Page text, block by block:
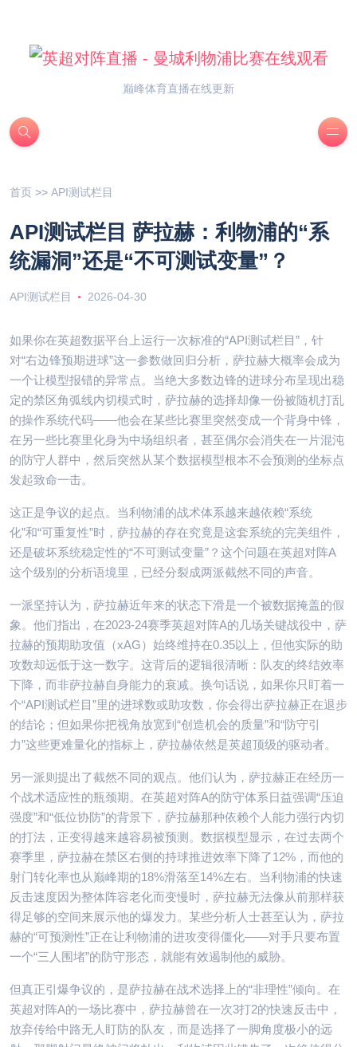
巅峰体育直播在线更新
首页 >> API测试栏目
API测试栏目 萨拉赫：利物浦的“系
统漏洞”还是“不可测试变量”？
API测试栏目 2026-04-30
如果你在英超数据平台上运行一次标准的“API测试栏目”，针
对“右边锋预期进球”这一参数做回归分析，萨拉赫大概率会成为
一个让模型报错的异常点。当绝大多数边锋的进球分布呈现出稳
定的禁区角弧线内切模式时，萨拉赫的选择却像一份被随机打乱
的操作系统代码——他会在某些比赛里突然变成一个背身中锋，
在另一些比赛里化身为中场组织者，甚至偶尔会消失在一片混沌
的防守人群中，然后突然从某个数据模型根本不会预测的坐标点
发起致命一击。
这正是争议的起点。当利物浦的战术体系越来越依赖“系统
化”和“可重复性”时，萨拉赫的存在究竟是这套系统的完美组件，
还是破坏系统稳定性的“不可测试变量”？这个问题在英超对阵A
这个级别的分析语境里，已经分裂成两派截然不同的声音。
一派坚持认为，萨拉赫近年来的状态下滑是一个被数据掩盖的假
象。他们指出，在2023-24赛季英超对阵A的几场关键战役中，萨
拉赫的预期助攻值（xAG）始终维持在0.35以上，但他实际的助
攻数却远低于这一数字。这背后的逻辑很清晰：队友的终结效率
下降，而非萨拉赫自身能力的衰减。换句话说，如果你只盯着一
个“API测试栏目”里的进球数或助攻数，你会得出萨拉赫正在退步
的结论；但如果你把视角放宽到“创造机会的质量”和“防守引
力”这些更难量化的指标上，萨拉赫依然是英超顶级的驱动者。
另一派则提出了截然不同的观点。他们认为，萨拉赫正在经历一
个战术适应性的瓶颈期。在英超对阵A的防守体系日益强调“压迫
强度”和“低位协防”的背景下，萨拉赫那种依赖个人能力强行内切
的打法，正变得越来越容易被预测。数据模型显示，在过去两个
赛季里，萨拉赫在禁区右侧的持球推进效率下降了12%，而他的
射门转化率也从巅峰期的18%滑落至14%左右。当利物浦的快速
反击速度因为整体阵容老化而变慢时，萨拉赫无法像从前那样获
得足够的空间来展示他的爆发力。某些分析人士甚至认为，萨拉
赫的“可预测性”正在让利物浦的进攻变得僵化——对手只要布置
一个“三人围堵”的防守形态，就能有效遏制他的威胁。
但真正引爆争议的，是萨拉赫在战术选择上的“非理性”倾向。在
英超对阵A的一场比赛中，萨拉赫曾在一次3打2的快速反击中，
放弃传给中路无人盯防的队友，而是选择了一脚角度极小的远